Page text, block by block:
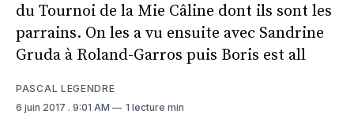
du Tournoi de la Mie Câline dont ils sont les
parrains. On les a vu ensuite avec Sandrine
Gruda à Roland-Garros puis Boris est all
PASCAL LEGENDRE
6 juin 2017 . 9:01 AM 1 lecture min